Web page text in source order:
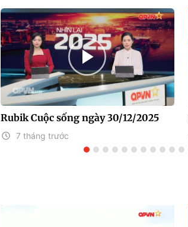
Rubik Cuộc sống ngày 30/12/2025
7 tháng trước